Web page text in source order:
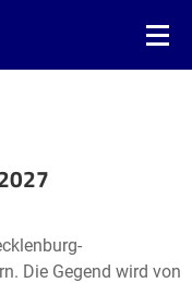
©OpenStreetMap2
Die Gegend wird von